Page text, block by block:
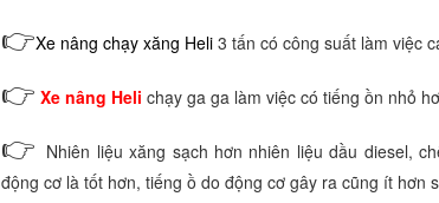
👉Xe nâng chạy xăng Heli3 tấn có công suất làm việc
👉 Xe nâng Heli chạy ga ga làm việc có tiếng ồn nhỏ
👉 Nhiên liệu xăng sạch hơn nhiên liệu dầu diesel,
động cơ là tốt hơn, tiếng ồ do động cơ gây ra cũng ít hơn